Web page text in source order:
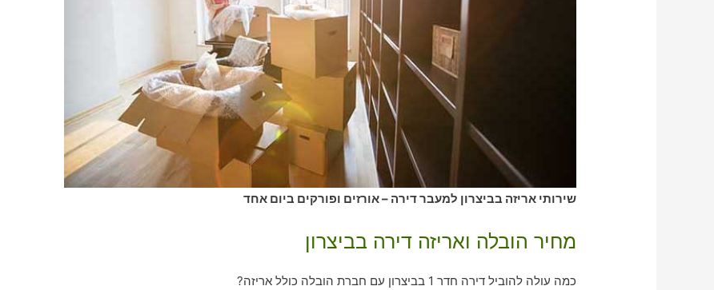
שירותי אריזה בביצרון למעבר דירה – אורזים ופורקים ביום אחד
מחיר הובלה ואריזה דירה בביצרון
כמה עולה להוביל דירה חדר 1 בביצרון עם חברת הובלה כולל אריזה?